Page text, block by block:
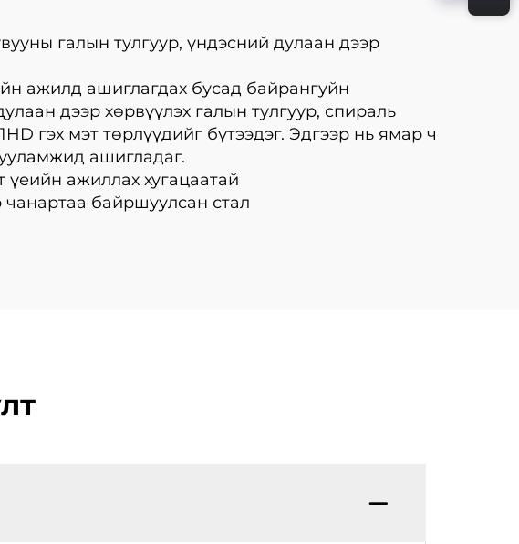
галын тулгуур, үндэсний дулаан дээр
ажилд ашиглагдах бусад байрангуйн
дээр хөрвүүлэх галын тулгуур, спираль
гэх мэт төрлүүдийг бүтээдэг. Эдгээр нь ямар ч
ашигладаг.
үеийн ажиллах хугацаатай
байршуулсан стал